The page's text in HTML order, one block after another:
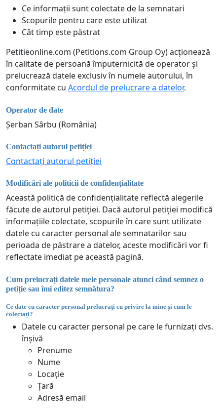
Ce informații sunt colectate de la semnatari
Scopurile pentru care este utilizat
Cât timp este păstrat
Petitieonline.com (Petitions.com Group Oy) acționează
în calitate de persoană împuternicită de operator și
prelucrează datele exclusiv în numele autorului, în
conformitate cu Acordul de prelucrare a datelor.
Operator de date
Șerban Sârbu (România)
Contactați autorul petiției
Contactați autorul petiției
Modificări ale politicii de confidențialitate
Această politică de confidențialitate reflectă alegerile
făcute de autorul petiției. Dacă autorul petiției modifică
informațiile colectate, scopurile în care sunt utilizate
datele cu caracter personal ale semnatarilor sau
perioada de păstrare a datelor, aceste modificări vor fi
reflectate imediat pe această pagină.
Cum prelucrați datele mele personale atunci când semnez o
petiție sau îmi editez semnătura?
Ce date cu caracter personal prelucrați cu privire la mine și cum le
colectați?
Datele cu caracter personal pe care le furnizați dvs.
înșivă
Prenume
Nume
Locație
Țară
Adresă email